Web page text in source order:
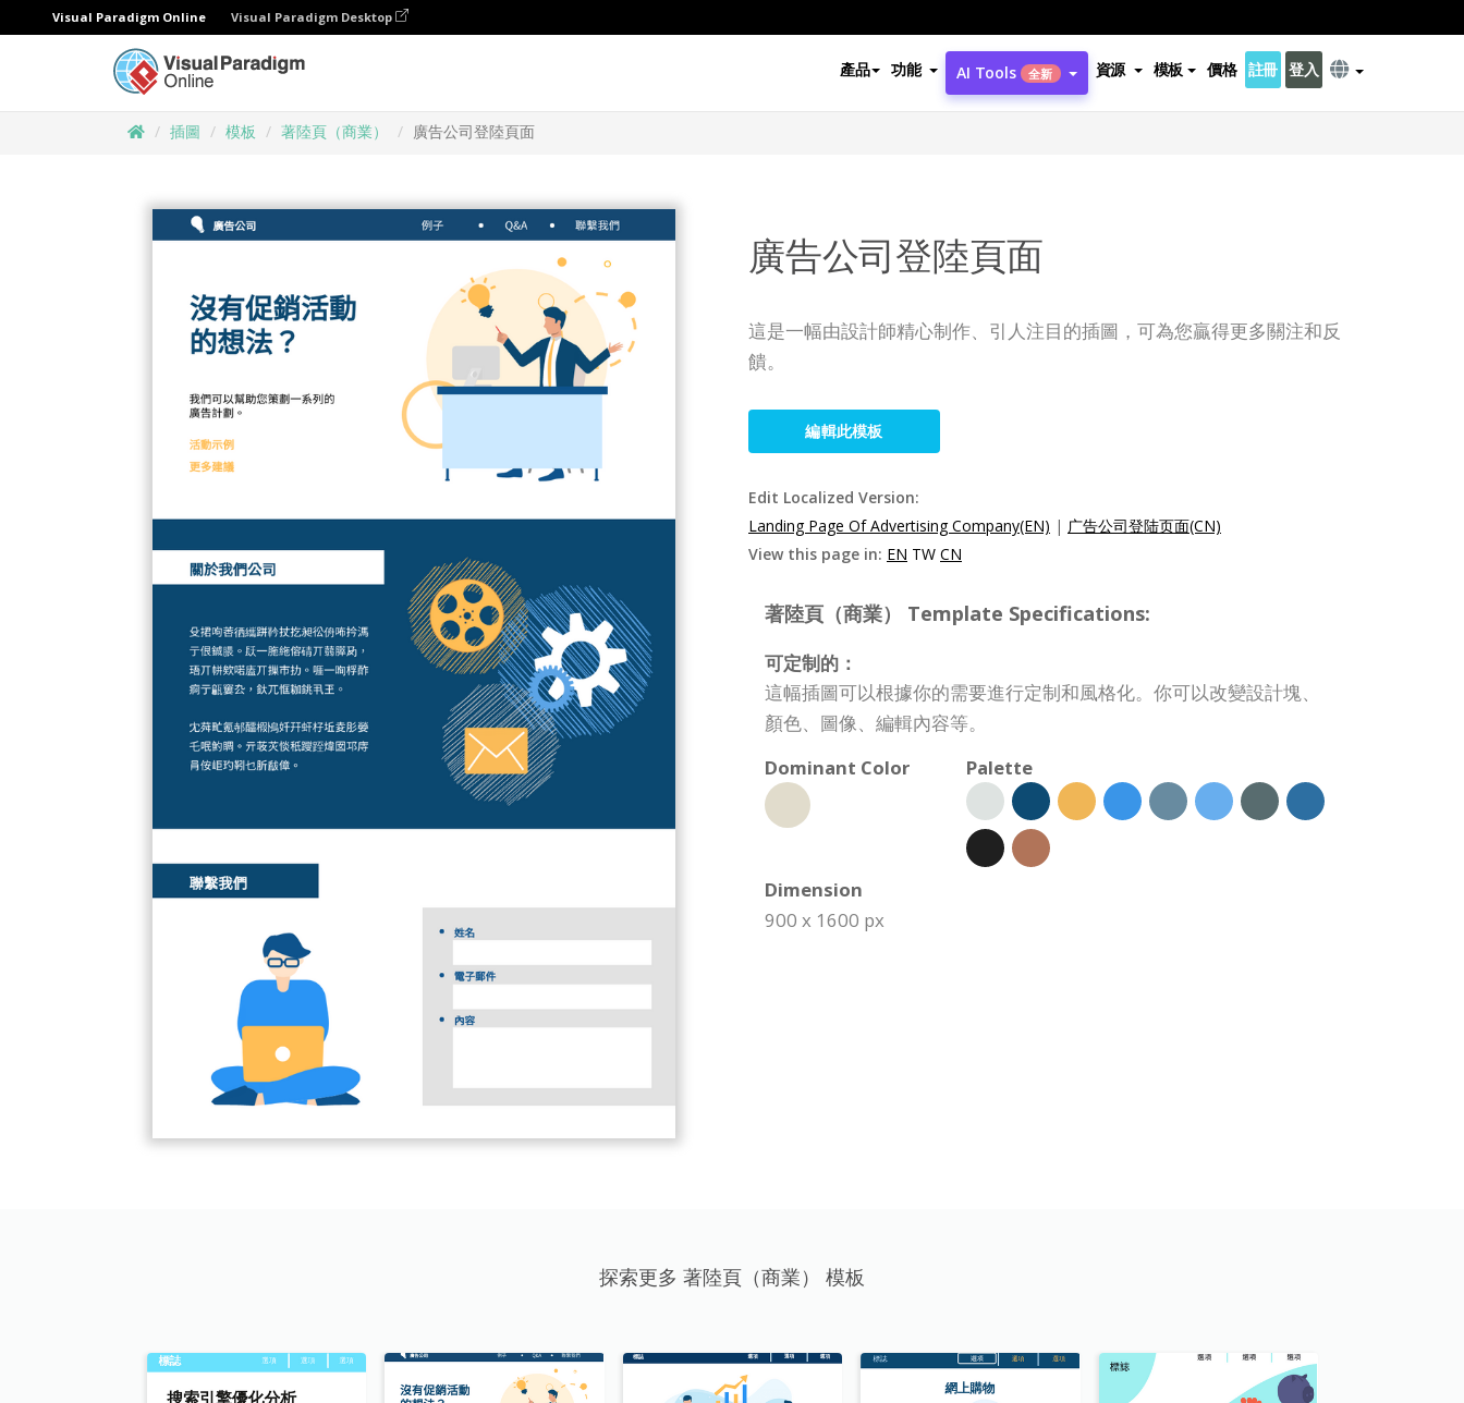
Visual Paradigm Online Visual Paradigm Desktop
產品 功能 AI Tools 全新 資源 模板 價格 註冊 登入
插圖 模板 著陸頁（商業） 廣告公司登陸頁面
廣告公司登陸頁面
這是一幅由設計師精心制作、引人注目的插圖，可為您贏得更多關注和反
饋。
編輯此模板
Edit Localized Version:
Landing Page Of Advertising Company(EN) | 广告公司登陆页面(CN)
View this page in: EN TW CN
著陸頁（商業） Template Specifications:
可定制的：
這幅插圖可以根據你的需要進行定制和風格化。你可以改變設計塊、
顏色、圖像、編輯內容等。
Dominant Color
Palette
Dimension
900 x 1600 px
探索更多 著陸頁（商業） 模板